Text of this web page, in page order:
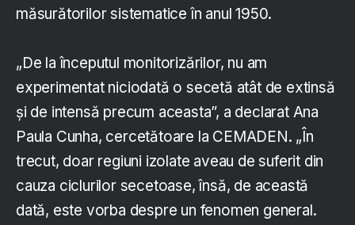
măsurătorilor sistematice în anul 1950.
„De la începutul monitorizărilor, nu am
experimentat niciodată o secetă atât de extinsă
şi de intensă precum aceasta”, a declarat Ana
Paula Cunha, cercetătoare la CEMADEN. „În
trecut, doar regiuni izolate aveau de suferit din
cauza ciclurilor secetoase, însă, de această
dată, este vorba despre un fenomen general.